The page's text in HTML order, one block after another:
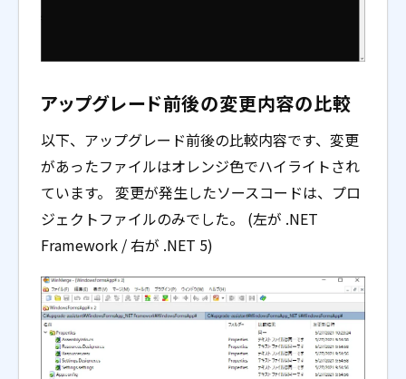
アップグレード前後の変更内容の比較
以下、アップグレード前後の比較内容です、変更
があったファイルはオレンジ色でハイライトされ
ています。 変更が発生したソースコードは、プロ
ジェクトファイルのみでした。 (左が .NET
Framework / 右が .NET 5)